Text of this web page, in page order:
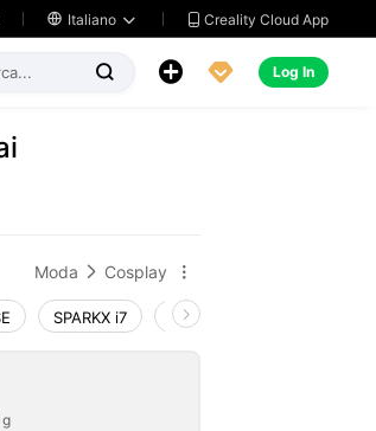
 Italiano   Creality Cloud App
   Log In
Moda  Cosplay 
SPARKX i7 Creality Hi